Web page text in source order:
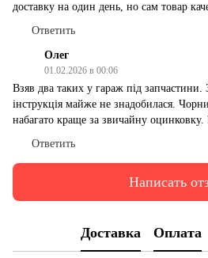
доставку на один день, но сам товар
Ответить
Олег
01.02.2026 в 00:06
Взяв два таких у гараж під запчастини.
інструкція майже не знадобилася.
набагато краще за звичайну
Ответить
Написать
Доставка Оплата